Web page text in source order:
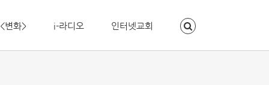
변화> i-라디오 인터넷교회